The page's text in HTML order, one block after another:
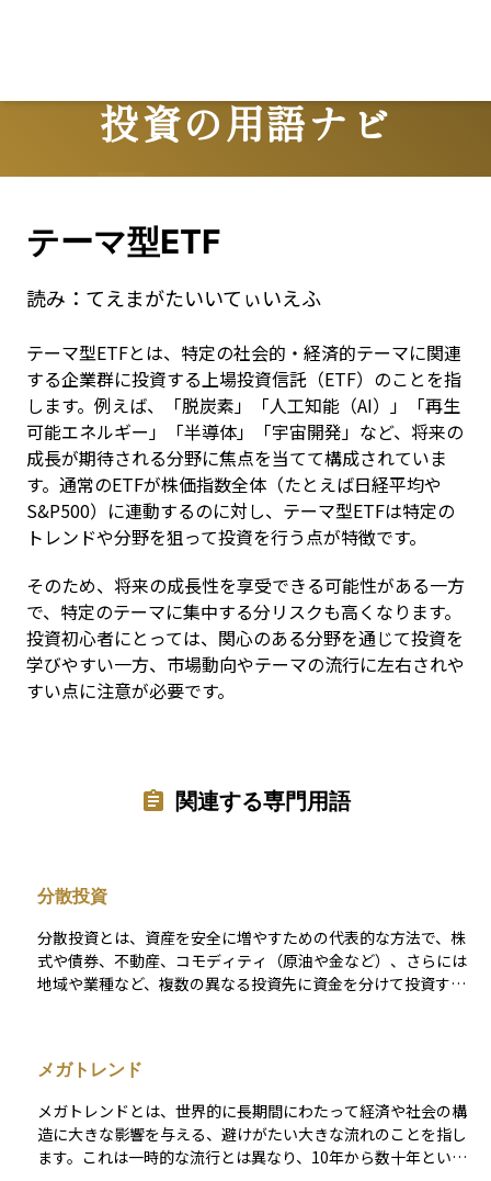
投資の用語ナビ
Terms
テーマ型ETF
読み： てえまがたいいてぃいえふ
テーマ型ETFとは、特定の社会的・経済的テーマに関連
する企業群に投資する上場投資信託（ETF）のことを指
します。例えば、「脱炭素」「人工知能（AI）」「再生
可能エネルギー」「半導体」「宇宙開発」など、将来の
成長が期待される分野に焦点を当てて構成されていま
す。通常のETFが株価指数全体（たとえば日経平均や
S&P500）に連動するのに対し、テーマ型ETFは特定の
トレンドや分野を狙って投資を行う点が特徴です。
そのため、将来の成長性を享受できる可能性がある一方
で、特定のテーマに集中する分リスクも高くなります。
投資初心者にとっては、関心のある分野を通じて投資を
学びやすい一方、市場動向やテーマの流行に左右されや
すい点に注意が必要です。
関連する専門用語
分散投資
分散投資とは、資産を安全に増やすための代表的な方法で、株
式や債券、不動産、コモディティ（原油や金など）、さらには
地域や業種など、複数の異なる投資先に資金を分けて投資する
に集中させるよりも値動きの影響が分散されるため、長期的に
はより安定したリターンが期待できます。 ただし、あらゆるリ
スクが消えるわけではなく、世界全体の経済状況が悪化すれば
同時に下落するケースもあるため、投資を行う際は目標や投資
期間、リスク許容度を考慮したうえで、計画的に実行すること
メガトレンド
メガトレンドとは、世界的に長期間にわたって経済や社会の構
造に大きな影響を与える、避けがたい大きな流れのことを指し
ます。これは一時的な流行とは異なり、10年から数十年という